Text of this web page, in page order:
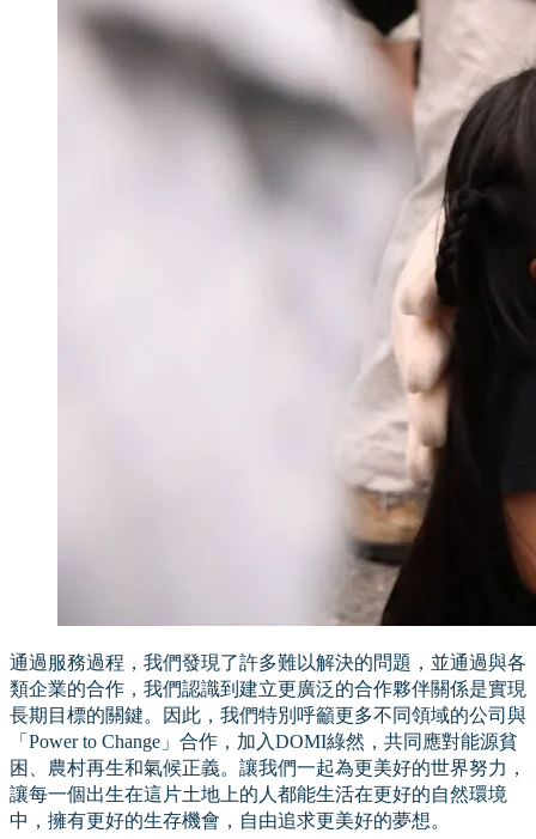
通過服務過程，我們發現了許多難以解決的問題，並通過與各
類企業的合作，我們認識到建立更廣泛的合作夥伴關係是實現
長期目標的關鍵。因此，我們特別呼籲更多不同領域的公司與
「Power to Change」合作，加入DOMI綠然，共同應對能源貧
困、農村再生和氣候正義。讓我們一起為更美好的世界努力，
讓每一個出生在這片土地上的人都能生活在更好的自然環境
中，擁有更好的生存機會，自由追求更美好的夢想。